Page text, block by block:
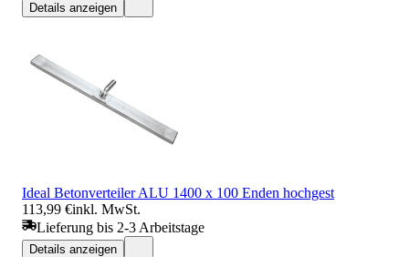
Details anzeigen
Ideal Betonverteiler ALU 1400 x 100 Enden hochgest
113,99 €inkl. MwSt.
Lieferung bis 2-3 Arbeitstage
Details anzeigen